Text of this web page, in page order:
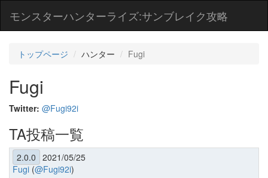
モンスターハンターライズ:サンブレイク攻略
トップページ ハンター Fugi
Fugi
Twitter: @Fugi92i
TA投稿一覧
2.0.0 2021/05/25
Fugi (@Fugi92i)